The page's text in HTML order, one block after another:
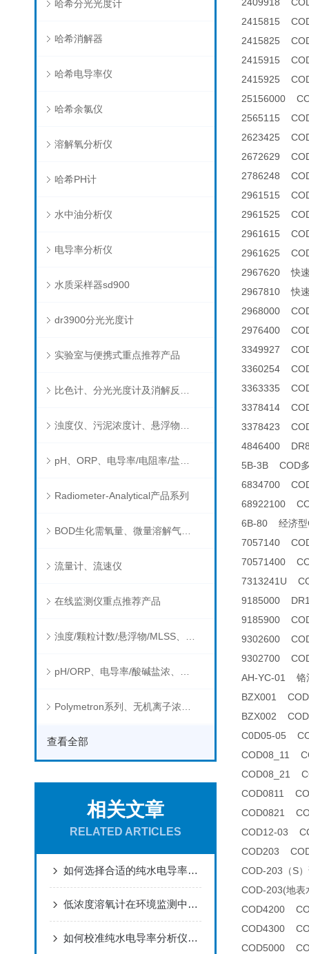
哈希分光光度计
哈希消解器
哈希电导率仪
哈希余氯仪
溶解氧分析仪
哈希PH计
水中油分析仪
电导率分析仪
水质采样器sd900
dr3900分光光度计
实验室与便携式重点推荐产品
Radiometer-Analytical产品系列
BOD生化需氧量、微量溶解气体和现场水质测试组件以及其他分析仪
流量计、流速仪
在线监测仪重点推荐产品
查看全部
相关文章
RELATED ARTICLES
如何选择合适的纯水电导率分析仪
低浓度溶氧计在环境监测中有哪些应用？
如何校准纯水电导率分析仪以确保其测量精度？
2415815
2415825
2415915
2415925
25156000
2565115
2623425
2672629
2786248
2961515
2961525
2961615
2961625
2967620 快速
2967810 快速
2968000
2976400
3349927
3360254
3363335
3378414
3378423
4846400
5B-3B COD
6834700
68922100
6B-80 经济型
7057140
70571400
7313241U
9185000
9185900 COD
9302600
9302700
AH-YC-01 铬
BZX001
BZX002
C0D05-05
COD08_11
COD08_21
COD0811
COD0821
COD12-03
COD203
COD-203（S
COD-203(地
COD4200
COD4300
COD5000